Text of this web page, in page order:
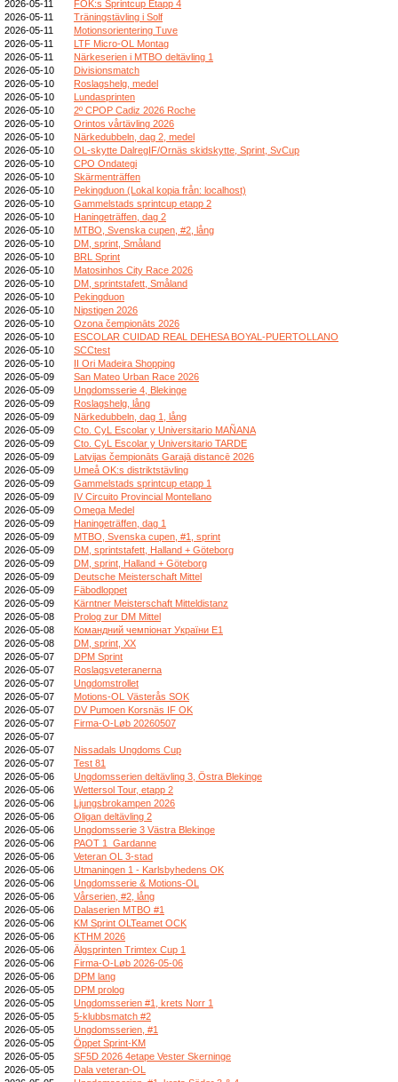
2026-05-11
FOK:s Sprintcup Etapp 4
2026-05-11
Träningstävling i Solf
2026-05-11
Motionsorientering Tuve
2026-05-11
LTF Micro-OL Montag
2026-05-11
Närkeserien i MTBO deltävling 1
2026-05-10
Divisionsmatch
2026-05-10
Roslagshelg, medel
2026-05-10
Lundasprinten
2026-05-10
2º CPOP Cadiz 2026 Roche
2026-05-10
Orintos vårtävling 2026
2026-05-10
Närkedubbeln, dag 2, medel
2026-05-10
OL-skytte DalregIF/Ornäs skidskytte, Sprint, SvCup
2026-05-10
CPO Ondategi
2026-05-10
Skärmenträffen
2026-05-10
Pekingduon (Lokal kopia från: localhost)
2026-05-10
Gammelstads sprintcup etapp 2
2026-05-10
Haningeträffen, dag 2
2026-05-10
MTBO, Svenska cupen, #2, lång
2026-05-10
DM, sprint, Småland
2026-05-10
BRL Sprint
2026-05-10
Matosinhos City Race 2026
2026-05-10
DM, sprintstafett, Småland
2026-05-10
Pekingduon
2026-05-10
Nipstigen 2026
2026-05-10
Ozona čempionāts 2026
2026-05-10
ESCOLAR CUIDAD REAL DEHESA BOYAL-PUERTOLLANO
2026-05-10
SCCtest
2026-05-10
II Ori Madeira Shopping
2026-05-09
San Mateo Urban Race 2026
2026-05-09
Ungdomsserie 4, Blekinge
2026-05-09
Roslagshelg, lång
2026-05-09
Närkedubbeln, dag 1, lång
2026-05-09
Cto. CyL Escolar y Universitario MAÑANA
2026-05-09
Cto. CyL Escolar y Universitario TARDE
2026-05-09
Latvijas čempionāts Garajā distancē 2026
2026-05-09
Umeå OK:s distriktstävling
2026-05-09
Gammelstads sprintcup etapp 1
2026-05-09
IV Circuito Provincial Montellano
2026-05-09
Omega Medel
2026-05-09
Haningeträffen, dag 1
2026-05-09
MTBO, Svenska cupen, #1, sprint
2026-05-09
DM, sprintstafett, Halland + Göteborg
2026-05-09
DM, sprint, Halland + Göteborg
2026-05-09
Deutsche Meisterschaft Mittel
2026-05-09
Fäbodloppet
2026-05-09
Kärntner Meisterschaft Mitteldistanz
2026-05-08
Prolog zur DM Mittel
2026-05-08
Командний чемпіонат України E1
2026-05-08
DM, sprint, XX
2026-05-07
DPM Sprint
2026-05-07
Roslagsveteranerna
2026-05-07
Ungdomstrollet
2026-05-07
Motions-OL Västerås SOK
2026-05-07
DV Pumoen Korsnäs IF OK
2026-05-07
Firma-O-Løb 20260507
2026-05-07
2026-05-07
Nissadals Ungdoms Cup
2026-05-07
Test 81
2026-05-06
Ungdomsserien deltävling 3, Östra Blekinge
2026-05-06
Wettersol Tour, etapp 2
2026-05-06
Ljungsbrokampen 2026
2026-05-06
Oligan deltävling 2
2026-05-06
Ungdomsserie 3 Västra Blekinge
2026-05-06
PAOT 1_Gardanne
2026-05-06
Veteran OL 3-stad
2026-05-06
Utmaningen 1 - Karlsbyhedens OK
2026-05-06
Ungdomsserie & Motions-OL
2026-05-06
Vårserien, #2, lång
2026-05-06
Dalaserien MTBO #1
2026-05-06
KM Sprint OLTeamet OCK
2026-05-06
KTHM 2026
2026-05-06
Älgsprinten Trimtex Cup 1
2026-05-06
Firma-O-Løb 2026-05-06
2026-05-06
DPM lang
2026-05-05
DPM prolog
2026-05-05
Ungdomsserien #1, krets Norr 1
2026-05-05
5-klubbsmatch #2
2026-05-05
Ungdomsserien, #1
2026-05-05
Öppet Sprint-KM
2026-05-05
SF5D 2026 4etape Vester Skerninge
2026-05-05
Dala veteran-OL